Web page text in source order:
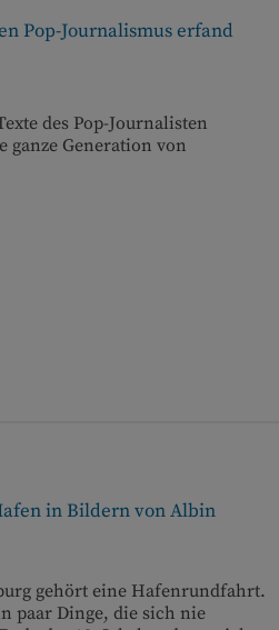
Pop-Journalismus erfand
des Pop-Journalisten
ganze Generation von
in Bildern von Albin
gehört eine Hafenrundfahrt.
paar Dinge, die sich nie